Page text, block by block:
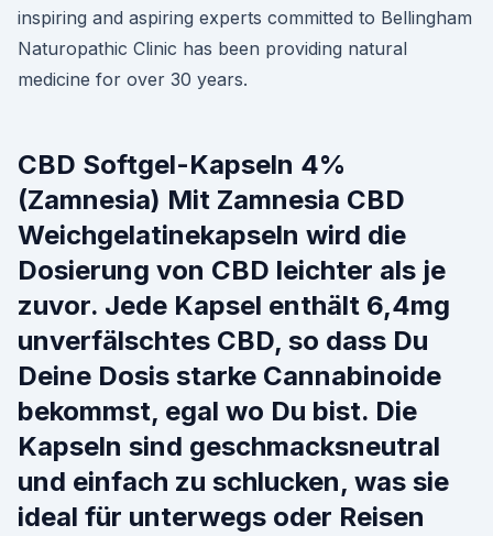
inspiring and aspiring experts committed to Bellingham
Naturopathic Clinic has been providing natural
medicine for over 30 years.
CBD Softgel-Kapseln 4%
(Zamnesia) Mit Zamnesia CBD
Weichgelatinekapseln wird die
Dosierung von CBD leichter als je
zuvor. Jede Kapsel enthält 6,4mg
unverfälschtes CBD, so dass Du
Deine Dosis starke Cannabinoide
bekommst, egal wo Du bist. Die
Kapseln sind geschmacksneutral
und einfach zu schlucken, was sie
ideal für unterwegs oder Reisen